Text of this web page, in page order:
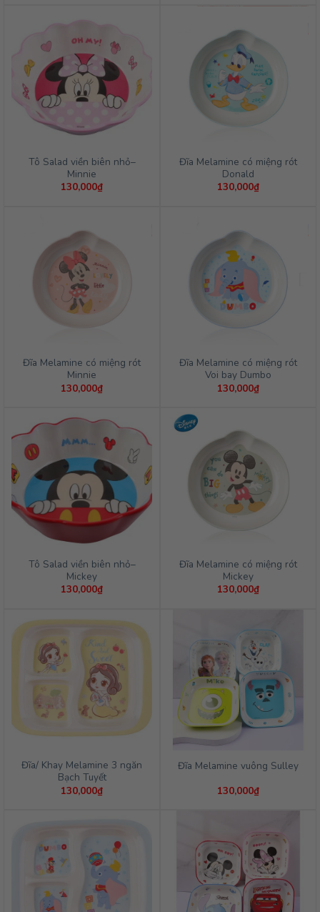
Tô Salad viền biên nhỏ–
Minnie
130,000₫
Đĩa Melamine có miệng rót
Donald
130,000₫
Đĩa Melamine có miệng rót
Minnie
130,000₫
Đĩa Melamine có miệng rót
Voi bay Dumbo
130,000₫
Tô Salad viền biên nhỏ–
Mickey
130,000₫
Đĩa Melamine có miệng rót
Mickey
130,000₫
Đĩa/ Khay Melamine 3 ngăn
Bạch Tuyết
130,000₫
Đĩa Melamine vuông Sulley
130,000₫